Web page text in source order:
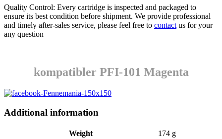
Quality Control: Every cartridge is inspected and packaged to
ensure its best condition before shipment. We provide professional
and timely after-sales service, please feel free to contact us for your
any question
kompatibler PFI-101 Magenta
Additional information
Weight
174 g